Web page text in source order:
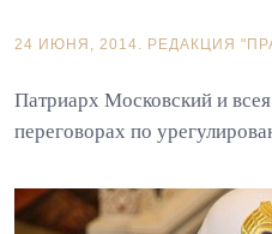
24 ИЮНЯ, 2014. РЕДАКЦИЯ
Патриарх Московский и
переговорах по